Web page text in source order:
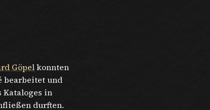
Göpelkonnten
bearbeitet und
Kataloges in
durften.